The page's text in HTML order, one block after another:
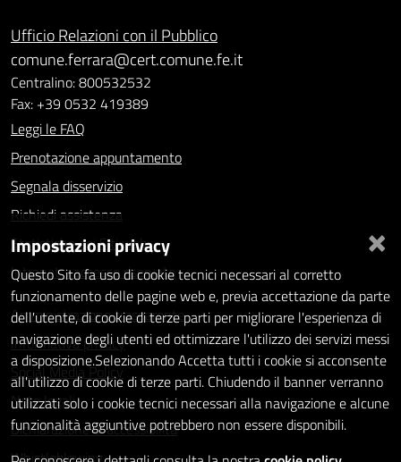
Ufficio Relazioni con il Pubblico
comune.ferrara@cert.comune.fe.it
Centralino: 800532532
Fax: +39 0532 419389
Leggi le FAQ
Prenotazione appuntamento
Segnala disservizio
Richiedi assistenza
Statistiche dei Siti web
Intranet - accesso riservato
Amministrazione trasparente
Informativa privacy
Social Media Policy
Note legali
Dichiarazione di accessibilità
Whistleblowing
×
Impostazioni privacy
Questo Sito fa uso di cookie tecnici necessari al corretto
funzionamento delle pagine web e, previa accettazione da parte
dell'utente, di cookie di terze parti per migliorare l'esperienza di
navigazione degli utenti ed ottimizzare l'utilizzo dei servizi messi
a disposizione.Selezionando Accetta tutti i cookie si acconsente
all'utilizzo di cookie di terze parti. Chiudendo il banner verranno
utilizzati solo i cookie tecnici necessari alla navigazione e alcune
funzionalità aggiuntive potrebbero non essere disponibili.